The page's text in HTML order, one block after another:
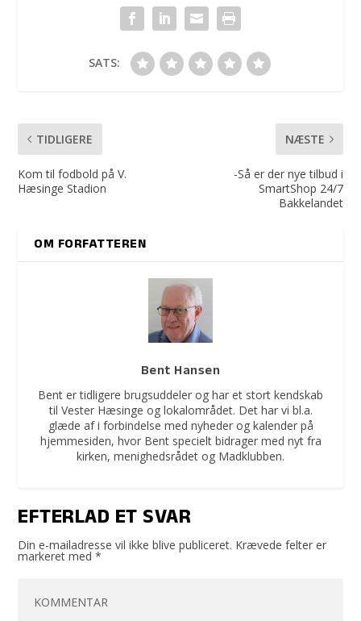
SATS:
TIDLIGERE
Kom til fodbold på V.
Hæsinge Stadion
NÆSTE
-Så er der nye tilbud i
SmartShop 24/7
Bakkelandet
OM FORFATTEREN
Bent Hansen
Bent er tidligere brugsuddeler og har et stort kendskab
til Vester Hæsinge og lokalområdet. Det har vi bl.a.
glæde af i forbindelse med nyheder og kalender på
hjemmesiden, hvor Bent specielt bidrager med nyt fra
kirken, menighedsrådet og Madklubben.
EFTERLAD ET SVAR
Din e-mailadresse vil ikke blive publiceret. Krævede felter er
markeret med*